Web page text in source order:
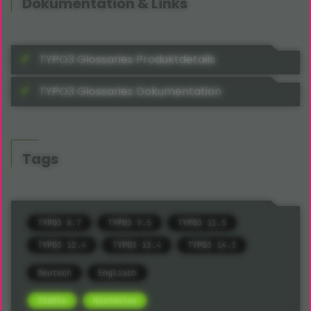
TYPO3 Glossaries Produktdetails
TYPO3 Glossaries Dokumentation
Tags
TYPO3 8.7 TYPO3 9.5
TYPO3 11.5
TYPO3 12.4
TYPO3 13.4 TYPO3 14.3
Deutsch Englisch
Stable Kostenlos